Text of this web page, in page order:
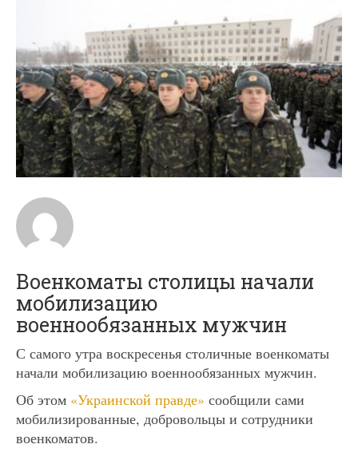
Военкоматы столицы начали
мобилизацию
военнообязанных мужчин
С самого утра воскресенья столичные военкоматы
начали мобилизацию военнообязанных мужчин.
Об этом «Украинской правде» сообщили сами
мобилизированные, добровольцы и сотрудники
военкоматов.